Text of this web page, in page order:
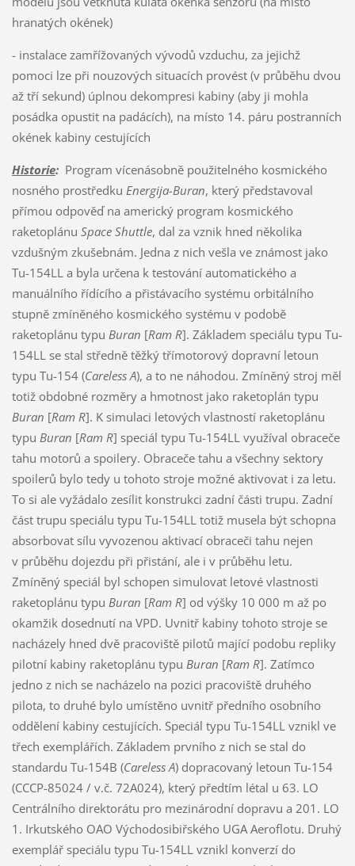
hranatých okének)
- instalace zamřížovaných vývodů vzduchu, za jejichž
pomoci lze při nouzových situacích provést (v průběhu dvou
až tří sekund) úplnou dekompresi kabiny (aby ji mohla
posádka opustit na padácích), na místo 14. páru postranních
okének kabiny cestujících
Historie:Program vícenásobně použitelného kosmického
nosného prostředku Energija-Buran, který představoval
přímou odpověď na americký program kosmického
raketoplánu Space Shuttle, dal za vznik hned několika
vzdušným zkušebnám. Jedna z nich vešla ve známost jako
Tu-154LL a byla určena k testování automatického a
manuálního řídícího a přistávacího systému orbitálního
stupně zmíněného kosmického systému v podobě
raketoplánu typu Buran [Ram R]. Základem speciálu typu Tu-
154LL se stal středně těžký třímotorový dopravní letoun
typu Tu-154 (Careless A), a to ne náhodou. Zmíněný stroj měl
totiž obdobné rozměry a hmotnost jako raketoplán typu
Buran [Ram R]. K simulaci letových vlastností raketoplánu
typu Buran [Ram R] speciál typu Tu-154LL využíval obraceče
tahu motorů a spoilery. Obraceče tahu a všechny sektory
spoilerů bylo tedy u tohoto stroje možné aktivovat i za letu.
To si ale vyžádalo zesílit konstrukci zadní části trupu. Zadní
část trupu speciálu typu Tu-154LL totiž musela být schopna
absorbovat sílu vyvozenou aktivací obraceči tahu nejen
v průběhu dojezdu při přistání, ale i v průběhu letu.
Zmíněný speciál byl schopen simulovat letové vlastnosti
raketoplánu typu Buran [Ram R] od výšky 10 000 m až po
okamžik dosednutí na VPD. Uvnitř kabiny tohoto stroje se
nacházely hned dvě pracoviště pilotů mající podobu repliky
pilotní kabiny raketoplánu typu Buran [Ram R]. Zatímco
jedno z nich se nacházelo na pozici pracoviště druhého
pilota, to druhé bylo umístěno uvnitř předního osobního
oddělení kabiny cestujících. Speciál typu Tu-154LL vznikl ve
třech exemplářích. Základem prvního z nich se stal do
standardu Tu-154B (Careless A) dopracovaný letoun Tu-154
(CCCP-85024 / v.č. 72A024), který předtím létal u 63. LO
Centrálního direktorátu pro mezinárodní dopravu a 201. LO
1. Irkutského OAO Východosibiřského UGA Aeroflotu. Druhý
exemplář speciálu typu Tu-154LL vznikl konverzí do